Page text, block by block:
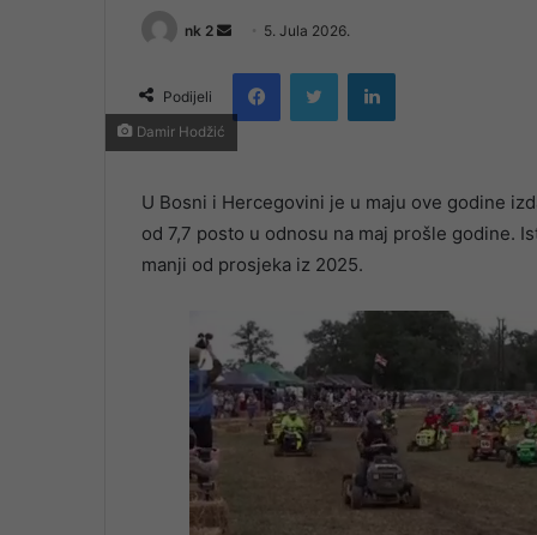
nk 2
Send
email
5. Jula 2026.
Podijeli
FacebookTwitter LinkedIn
Damir Hodžić
U Bosni i Hercegovini je u maju ove godine
od 7,7 posto u odnosu na maj prošle godine.
manji od prosjeka iz 2025.